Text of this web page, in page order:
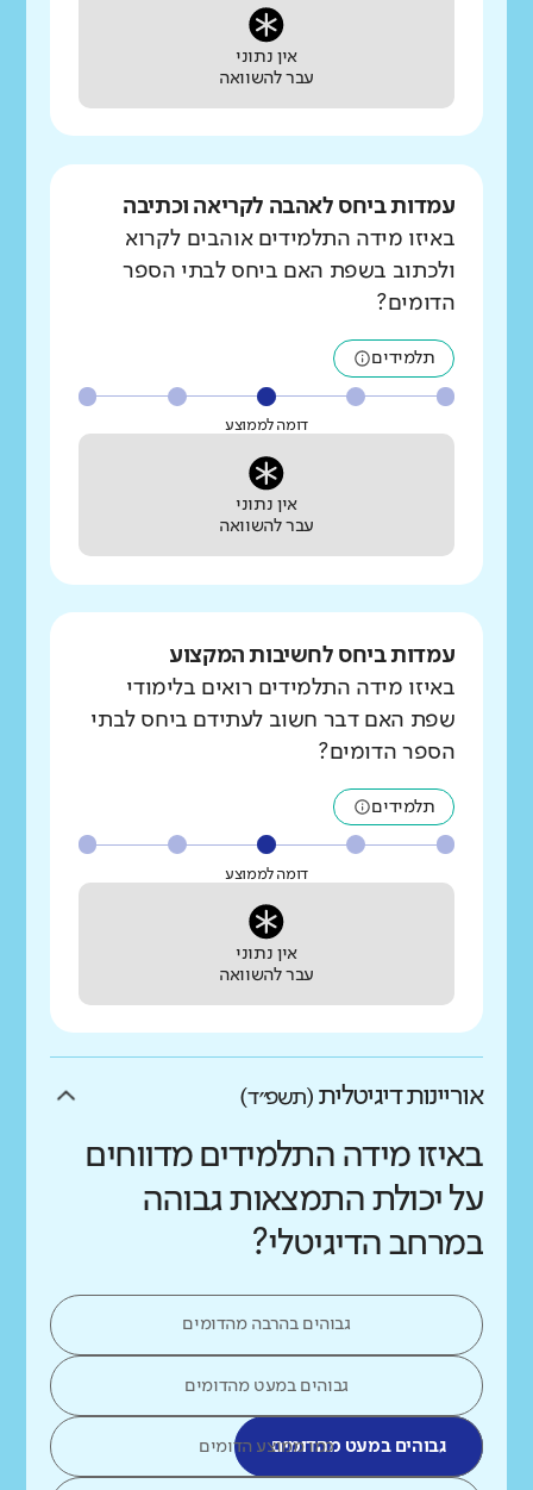
אין נתוני
עבר להשוואה
עמדות ביחס לאהבה לקריאה וכתיבה
באיזו מידה התלמידים אוהבים לקרוא
ולכתוב בשפת האם ביחס לבתי הספר
הדומים?
תלמידים
דומה לממוצע
אין נתוני
עבר להשוואה
עמדות ביחס לחשיבות המקצוע
באיזו מידה התלמידים רואים בלימודי
שפת האם דבר חשוב לעתידם ביחס לבתי
הספר הדומים?
תלמידים
דומה לממוצע
אין נתוני
עבר להשוואה
אוריינות דיגיטלית (תשפ״ד)
באיזו מידה התלמידים מדווחים
על יכולת התמצאות גבוהה
במרחב הדיגיטלי?
גבוהים בהרבה מהדומים
גבוהים במעט מהדומים
גבוהים במעט מהדומיםכמו ממוצע הדומים